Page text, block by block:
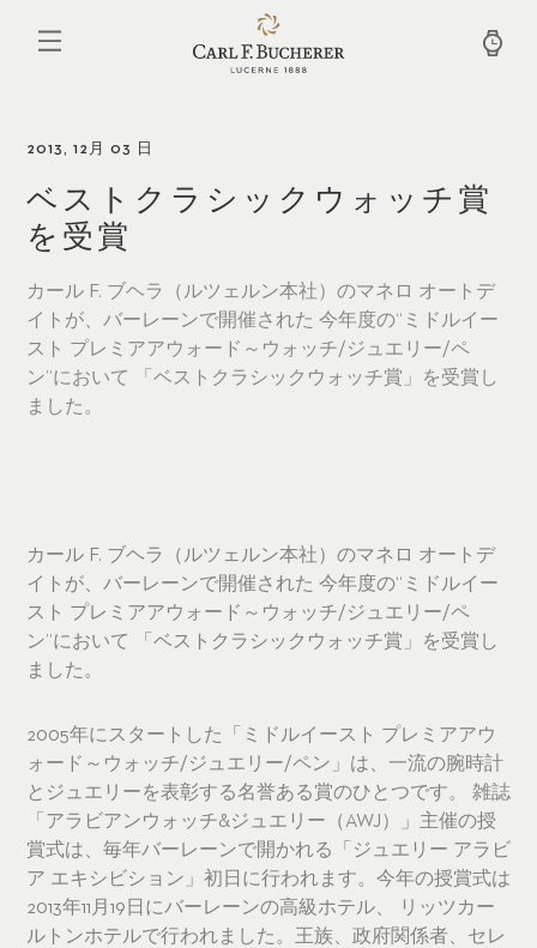
2013, 12月 03 日
ベストクラシックウォッチ賞
を受賞
カール F. ブヘラ（ルツェルン本社）のマネロ オートデ
イトが、バーレーンで開催された 今年度の“ミドルイー
スト プレミアアウォード～ウォッチ/ジュエリー/ペ
ン”において 「ベストクラシックウォッチ賞」を受賞し
ました。
カール F. ブヘラ（ルツェルン本社）のマネロ オートデ
イトが、バーレーンで開催された 今年度の“ミドルイー
スト プレミアアウォード～ウォッチ/ジュエリー/ペ
ン”において 「ベストクラシックウォッチ賞」を受賞し
ました。
2005年にスタートした「ミドルイースト プレミアアウ
ォード～ウォッチ/ジュエリー/ペン」は、一流の腕時計
とジュエリーを表彰する名誉ある賞のひとつです。 雑誌
「アラビアンウォッチ&ジュエリー（AWJ）」主催の授
賞式は、毎年バーレーンで開かれる「ジュエリー アラビ
ア エキシビション」初日に行われます。今年の授賞式は
2013年11月19日にバーレーンの高級ホテル、 リッツカー
ルトンホテルで行われました。王族、政府関係者、セレ